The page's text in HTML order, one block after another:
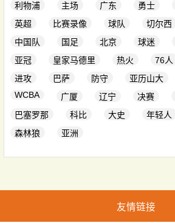
利物浦
主场 广东 勇士
英超
比赛录像 球队 切尔西
中国队
国足 北京 球迷
亚冠
皇家马德里 热火 76人
进攻
巴萨 防守 亚历山大
WCBA
广厦 辽宁 决赛
巴塞罗那
科比 大史 年轻人
森林狼
亚洲
友情链接